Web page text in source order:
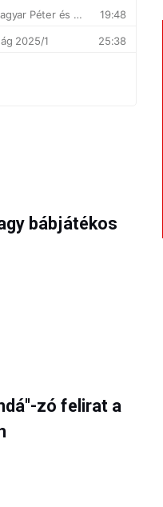
bábjátékos
zó felirat a